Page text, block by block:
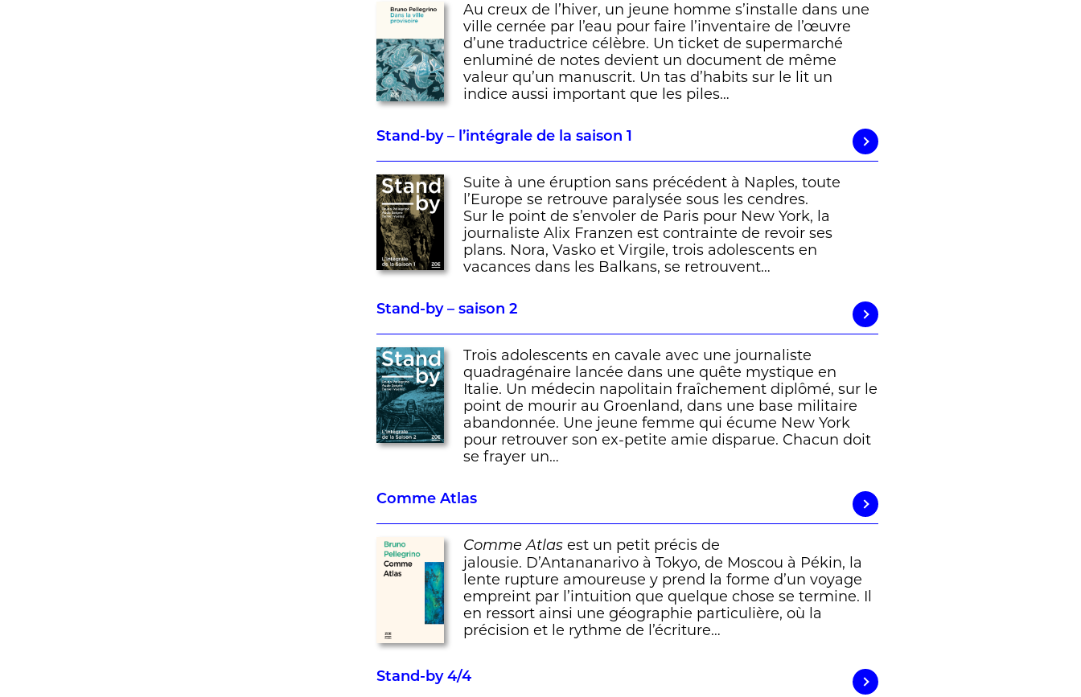
Au creux de l’hiver, un jeune homme s’installe dans une
ville cernée par l’eau pour faire l’inventaire de l’œuvre
d’une traductrice célèbre. Un ticket de supermarché
enluminé de notes devient un document de même
valeur qu’un manuscrit. Un tas d’habits sur le lit un
indice aussi important que les piles…
Stand-by – l’intégrale de la saison 1
Suite à une éruption sans précédent à Naples, toute
l’Europe se retrouve paralysée sous les cendres.
Sur le point de s’envoler de Paris pour New York, la
journaliste Alix Franzen est contrainte de revoir ses
plans. Nora, Vasko et Virgile, trois adolescents en
vacances dans les Balkans, se retrouvent…
Stand-by – saison 2
Trois adolescents en cavale avec une journaliste
quadragénaire lancée dans une quête mystique en
Italie. Un médecin napolitain fraîchement diplômé, sur le
point de mourir au Groenland, dans une base militaire
abandonnée. Une jeune femme qui écume New York
pour retrouver son ex-petite amie disparue. Chacun doit
se frayer un…
Comme Atlas
Comme Atlas est un petit précis de
jalousie. D’Antananarivo à Tokyo, de Moscou à Pékin, la
lente rupture amoureuse y prend la forme d’un voyage
empreint par l’intuition que quelque chose se termine. Il
en ressort ainsi une géographie particulière, où la
précision et le rythme de l’écriture…
Stand-by 4/4